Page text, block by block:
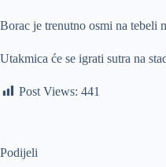
Borac je trenutno osmi na tebeli
Utakmica će se igrati sutra na
Post Views: 441
Podijeli